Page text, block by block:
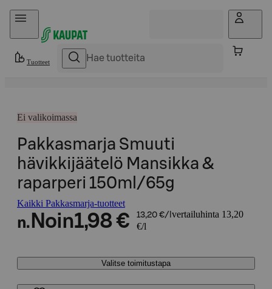
Hyppää sisältöön
Tuotteet
Ei valikoimassa
Pakkasmarja Smuuti
hävikkijäätelö Mansikka &
raparperi 150ml/65g
Kaikki Pakkasmarja-tuotteet
n. Noin1,98 € 13,20 €/l vertailuhinta 13,20
€/l
Valitse toimitustapa